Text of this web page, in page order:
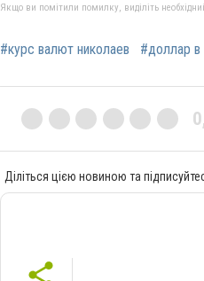
Якщо ви помітили помилку, виділіть
#курс валют николаев #доллар в
Діліться цією новиною та